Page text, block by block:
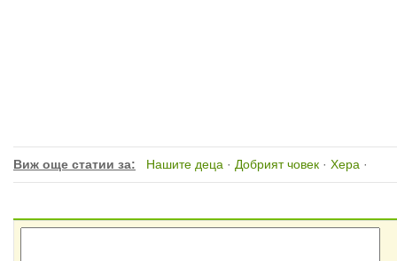
Виж още статии за: Нашите деца · Добрият човек · Хера ·